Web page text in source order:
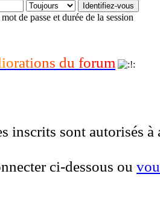
de passe et durée de la session
iorations du forum
inscrits sont autorisés à
ci-dessous ou